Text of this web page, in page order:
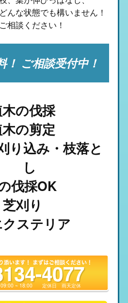
どんな状態でも構いません！
相談ください！
！ ご相談受付中！
の伐採
伐採OK
の剪定
刈り
り込み・枝落と
し
ステリア
4077
09:00 ~ 18:00 定休日雨天定休